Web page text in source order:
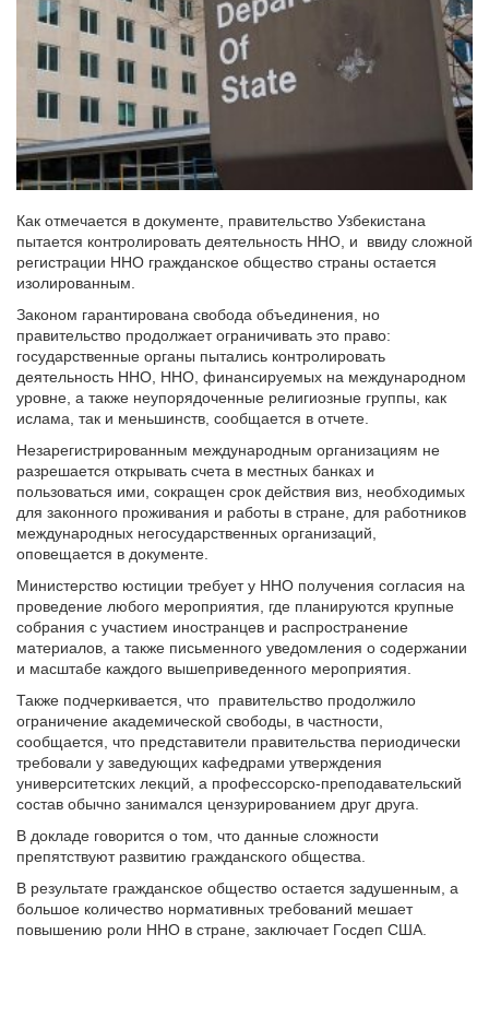
Как отмечается в документе, правительство Узбекистана
пытается контролировать деятельность ННО, и ввиду сложной
регистрации ННО гражданское общество страны остается
изолированным.
Законом гарантирована свобода объединения, но
правительство продолжает ограничивать это право:
государственные органы пытались контролировать
деятельность ННО, ННО, финансируемых на международном
уровне, а также неупорядоченные религиозные группы, как
ислама, так и меньшинств, сообщается в отчете.
Незарегистрированным международным организациям не
разрешается открывать счета в местных банках и
пользоваться ими, сокращен срок действия виз, необходимых
для законного проживания и работы в стране, для работников
международных негосударственных организаций,
оповещается в документе.
Министерство юстиции требует у ННО получения согласия на
проведение любого мероприятия, где планируются крупные
собрания с участием иностранцев и распространение
материалов, а также письменного уведомления о содержании
и масштабе каждого вышеприведенного мероприятия.
Также подчеркивается, что правительство продолжило
ограничение академической свободы, в частности,
сообщается, что представители правительства периодически
требовали у заведующих кафедрами утверждения
университетских лекций, а профессорско-преподавательский
состав обычно занимался цензурированием друг друга.
В докладе говорится о том, что данные сложности
препятствуют развитию гражданского общества.
В результате гражданское общество остается задушенным, а
большое количество нормативных требований мешает
повышению роли ННО в стране, заключает Госдеп США.